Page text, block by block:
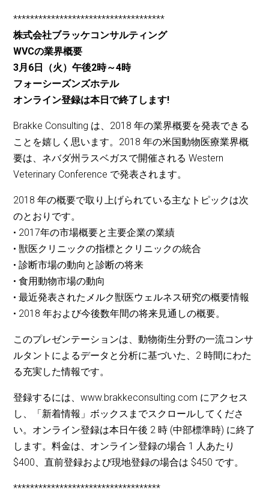
************************************
株式会社ブラッケコンサルティング
WVCの業界概要
3月6日（火）午後2時～4時
フォーシーズンズホテル
オンライン登録は本日で終了します!
Brakke Consulting は、2018 年の業界概要を発表できる
ことを嬉しく思います。2018 年の米国動物医療業界概
要は、ネバダ州ラスベガスで開催される Western
Veterinary Conference で発表されます。
2018 年の概要で取り上げられている主なトピックは次
のとおりです。
• 2017年の市場概要と主要企業の業績
• 獣医クリニックの指標とクリニックの統合
• 診断市場の動向と診断の将来
• 食用動物市場の動向
• 最近発表されたメルク獣医ウェルネス研究の概要情報
• 2018 年および今後数年間の将来見通しの概要。
このプレゼンテーションは、動物衛生分野の一流コンサ
ルタントによるデータと分析に基づいた、2 時間にわた
る充実した情報です。
登録するには、www.brakkeconsulting.com にアクセス
し、「新着情報」ボックスまでスクロールしてくださ
い。オンライン登録は本日午後 2 時 (中部標準時) に終了
します。料金は、オンライン登録の場合 1 人あたり
$400、直前登録および現地登録の場合は $450 です。
***********************************